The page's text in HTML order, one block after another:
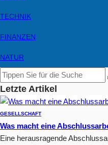
TECHNIK
FINANZEN
NATUR
Letzte Artikel
GESELLSCHAFT
Was macht eine
Eine herausragende